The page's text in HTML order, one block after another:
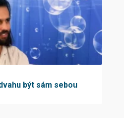
být sám sebou